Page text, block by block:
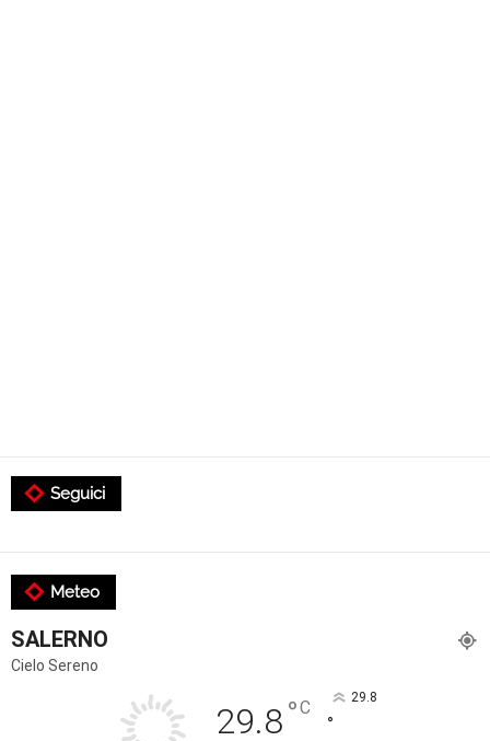
Seguici
Meteo
SALERNO
Cielo Sereno
29.8°C 29.8
°